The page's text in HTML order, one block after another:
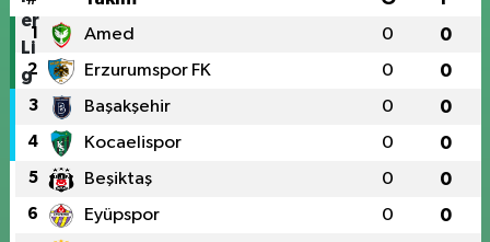
1 Amed 0 0
2 Erzurumspor FK 0 0
3 Başakşehir 0 0
4 Kocaelispor 0 0
5 Beşiktaş 0 0
6 Eyüpspor 0 0